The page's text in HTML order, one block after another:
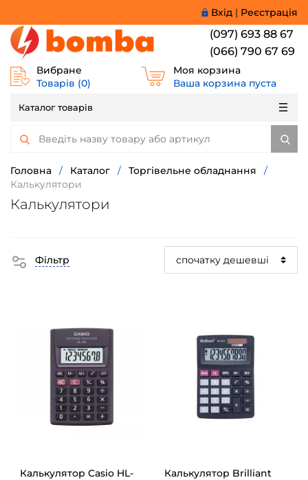
Вхід | Реєстрація
(097) 693 88 67
(066) 790 67 69
Вибране
Товарів (0)
Моя корзина
Ваша корзина пуста
Каталог товарів
Головна / Каталог / Торгівельне обладнання
/
Калькулятори
Калькулятори
Фільтр
Калькулятор Casio HL-
Калькулятор Brilliant